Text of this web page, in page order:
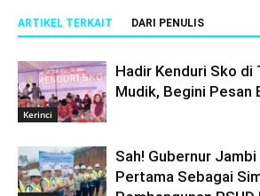
ARTIKEL TERKAIT DARI PENULIS
Kerinci
Hadir Kenduri Sko di
Mudik, Begini Pesan
Sah! Gubernur
Pertama Sebagai